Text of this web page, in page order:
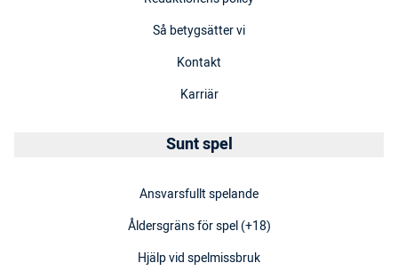
Så betygsätter vi
Kontakt
Karriär
Sunt spel
Ansvarsfullt spelande
Åldersgräns för spel (+18)
Hjälp vid spelmissbruk